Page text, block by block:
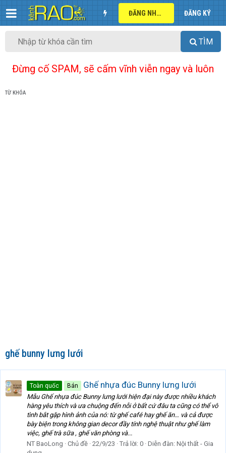
ĐĂNG NHẬP ĐĂNG KÝ
TÌM
Đừng cố SPAM, sẽ cấm vĩnh viễn ngay và luôn
TỪ KHÓA
ghế bunny lưng lưới
Toàn quốc Bán Ghế nhựa đúc Bunny lưng lưới
Mẫu Ghế nhựa đúc Bunny lưng lưới hiện đại này được nhiều khách
hàng yêu thích và ưa chuộng đến nỗi ở bất cứ đâu ta cũng có thể vô
tình bắt gặp hình ảnh của nó: từ ghế café hay ghế ăn… và cả được
bày biện trong không gian decor đầy tính nghệ thuật như ghế làm
việc, ghế trà sữa , ghế văn phòng và...
NT BaoLong
Chủ đề 22/9/23 Trả lời: 0 Diễn đàn: Nội thất - Gia